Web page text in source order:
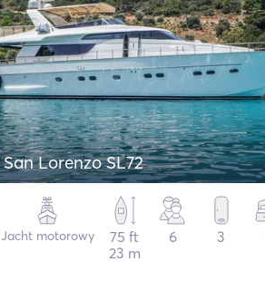
San Lorenzo SL72
Jacht motorowy
75 ft
23 m
6 3